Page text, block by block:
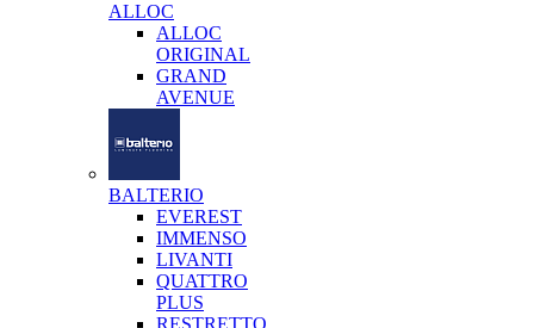
ALLOC
ALLOC
ORIGINAL
GRAND
AVENUE
BALTERIO
EVEREST
IMMENSO
LIVANTI
QUATTRO
PLUS
RESTRETTO